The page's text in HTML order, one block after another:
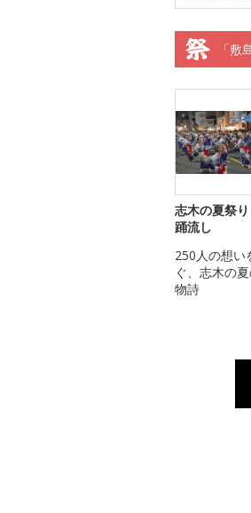
「敷
志木の夏祭
踊流し
250人の想い
ぐ、志木の
物詩